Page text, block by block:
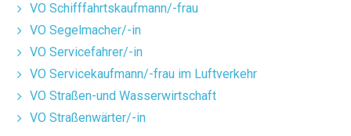
VO Schifffahrtskaufmann/-frau
VO Segelmacher/-in
VO Servicefahrer/-in
VO Servicekaufmann/-frau im Luftverkehr
VO Straßen-und Wasserwirtschaft
VO Straßenwärter/-in